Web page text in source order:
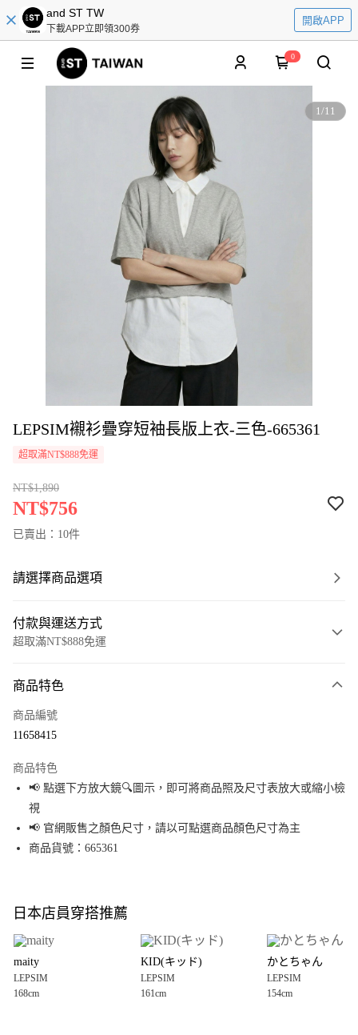
and ST TW
下載APP立即領300券
開啟APP
0
1/11
LEPSIM襯衫疊穿短袖長版上衣-三色-665361
超取滿NT$888免運
NT$1,890
NT$756
已賣出：10件
請選擇商品選項
付款與運送方式
超取滿NT$888免運
信用卡一次付款
Apple Pay
街口支付
悠遊付
全盈+PAY
大哥付你分期
【大哥付你分期使用說明】
1.本服務由台灣大哥大提供，台灣大哥大用戶可立即使用無須另外申請。
2.付款方式選擇「大哥付你分期」，訂單成立後會自動跳轉到大哥付的交易
AFTEE先享後付
商品特色
商品編號
11658415
商品特色
📢 點選下方放大鏡🔍圖示，即可將商品照及尺寸表放大或縮小檢
視
📢 官網販售之顏色尺寸，請以可點選商品顏色尺寸為主
商品貨號：665361
日本店員穿搭推薦
maity
LEPSIM
168cm
KID(キッド)
LEPSIM
161cm
かとちゃん
LEPSIM
154cm